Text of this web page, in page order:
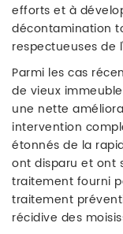
efforts et à
décontamination
respectueuses de
Parmi les cas
de vieux
une nette
intervention
étonnés de la
ont disparu et ont
traitement fourni
traitement
récidive des